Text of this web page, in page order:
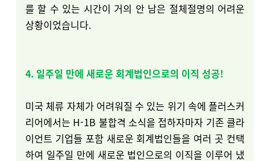
를 할 수 있는 시간이 거의 안 남은 절체절명의 어려운
상황이었습니다.
4. 일주일 만에 새로운 회계법인으로의 이직 성공!
미국 체류 자체가 어려워질 수 있는 위기 속에 플러스커
리어에서는 H-1B 불합격 소식을 접하자마자 기존 클라
이언트 기업들 포함 새로운 회계법인들을 여러 곳 컨택
하여 일주일 만에 새로운 법인으로의 이직을 이루어 냈